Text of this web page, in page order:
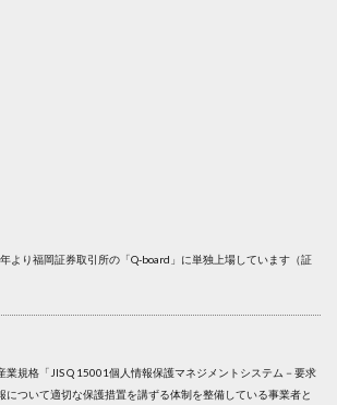
より福岡証券取引所の「Q-board」に単独上場しています（証
業規格「JIS Q 15001個人情報保護マネジメントシステム－要求
について適切な保護措置を講ずる体制を整備している事業者と